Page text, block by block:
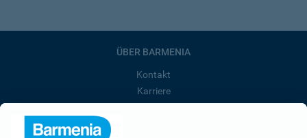
ÜBER BARMENIA
Kontakt
Karriere